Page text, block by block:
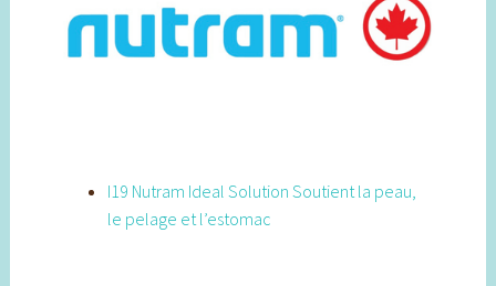
I19 Nutram Ideal Solution Soutient la peau,
le pelage et l’estomac